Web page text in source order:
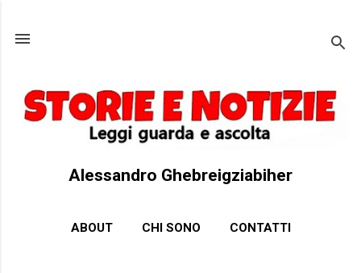
Alessandro Ghebreigziabiher
ABOUT CHI SONO CONTATTI